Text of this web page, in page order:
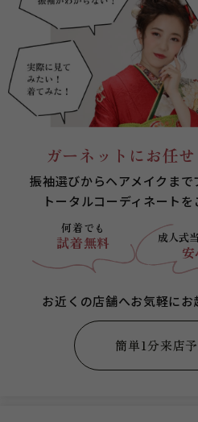
ガーネットにお任せ
振袖選びからヘアメイクま
トータルコーディネートを
何着でも
試着無料 成人式
お近くの店舗へお気軽に
簡単1分来店